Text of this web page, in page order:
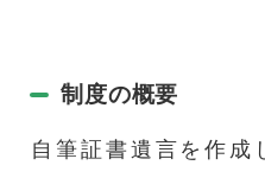
制度の概要
自筆証書遺言を作成